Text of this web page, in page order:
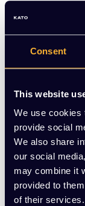
Consent
This website
We use cookies
provide social
We also share
our social
may combine it
provided to
of their services.
diverse aanbod
fascinerends
specialisaties in
verlichting kun je
wereldsteden.
bewust bezig
Koper heeft
geschiedenis en
heeft ertoe
en accessoires
roestvrij staal